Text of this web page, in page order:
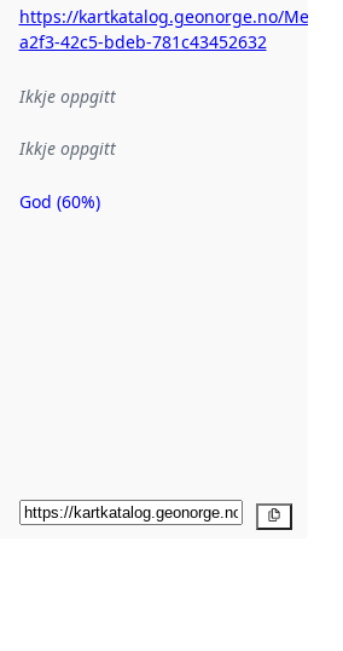
https://kartkatalog.geonorge.no/
a2f3-42c5-bdeb-781c43452632
Ikkje oppgitt
Ikkje oppgitt
Metadatakvalitet
God (60%)